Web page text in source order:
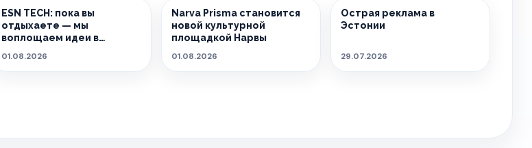
ESN TECH: пока вы
отдыхаете — мы
воплощаем идеи в
01.08.2026
Narva Prisma становится
новой культурной
площадкой Нарвы
01.08.2026
Острая реклама в
Эстонии
29.07.2026